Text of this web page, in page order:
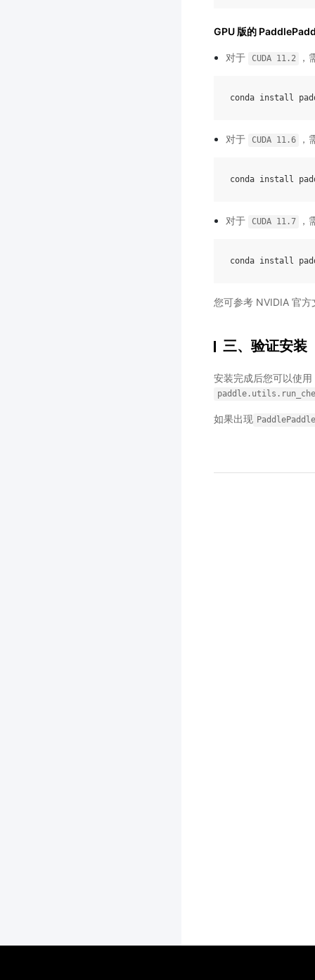
GPU 版的
对于 CUDA 11.2 ，
conda install
对于 CUDA 11.6 ，
conda install
对于 CUDA 11.7 ，
conda install
您可参考 NVIDIA 官
三、验证安装
安装完成后您可以使用
如果出现 PaddlePaddle